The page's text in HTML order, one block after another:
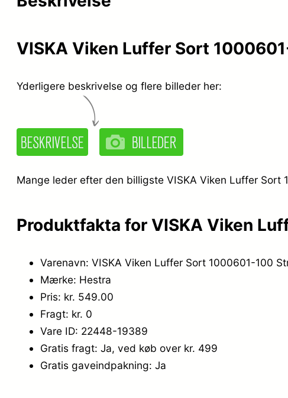
VISKA Viken Luffer Sort
Yderligere beskrivelse og flere billeder her:
Mange leder efter den billigste VISKA Viken Luffer
Produktfakta for VISKA Viken
Varenavn: VISKA Viken Luffer Sort 1000601-100
Mærke: Hestra
Pris: kr. 549.00
Fragt: kr. 0
Vare ID: 22448-19389
Gratis fragt: Ja, ved køb over kr. 499
Gratis gaveindpakning: Ja